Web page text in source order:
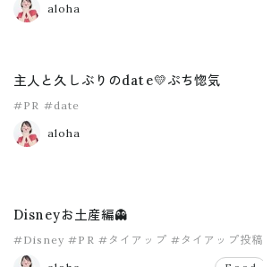
aloha
主人と久しぶりのdate💛ぷち惚気
#PR #date
aloha
Disneyお土産編👻
#Disney #PR #タイアップ #タイアップ投稿